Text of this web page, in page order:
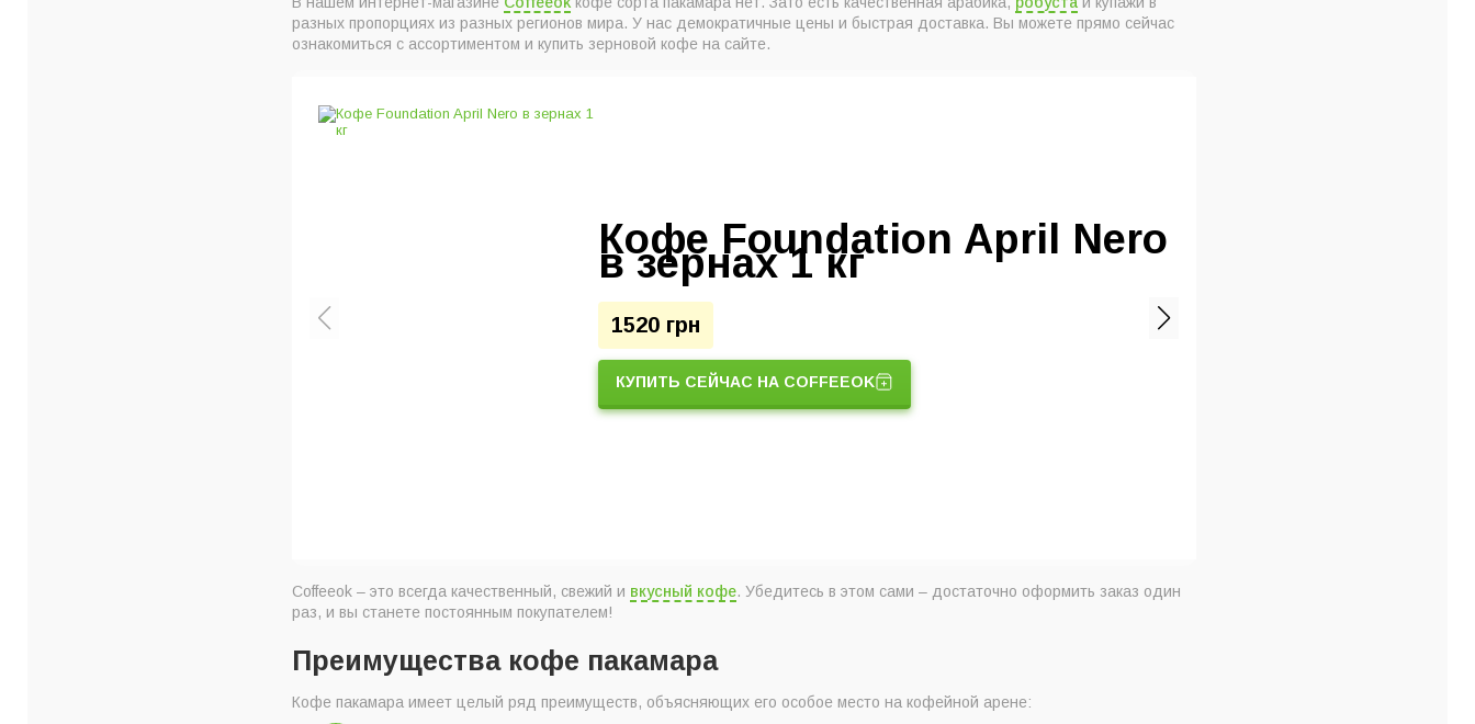
разных пропорциях из разных регионов мира. У нас демократичные цены и быстрая доставка. Вы можете прямо сейчас
ознакомиться с ассортиментом и купить зерновой кофе на сайте.
Кофе Foundation April Nero
в зернах 1 кг
1520 грн
КУПИТЬ СЕЙЧАС НА COFFEEOK
Coffeeok – это всегда качественный, свежий и вкусный кофе. Убедитесь в этом сами – достаточно оформить заказ один
раз, и вы станете постоянным покупателем!
Преимущества кофе пакамара
Кофе пакамара имеет целый ряд преимуществ, объясняющих его особое место на кофейной арене: